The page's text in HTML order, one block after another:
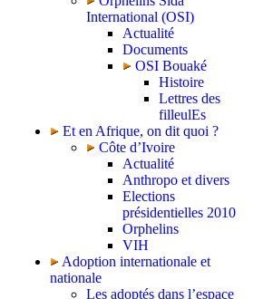
International (OSI)
Actualité
Documents
OSI Bouaké
Histoire
Lettres des
filleulEs
Et en Afrique, on dit quoi ?
Côte d’Ivoire
Actualité
Anthropo et divers
Elections
présidentielles 2010
Orphelins
VIH
Adoption internationale et
nationale
Les adoptés dans l’espace